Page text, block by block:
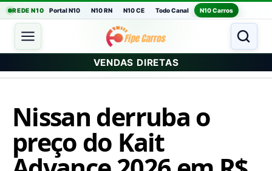
REDE N10 Portal N10 N10 RN N10 CE Todo Canal N10 Carros
VENDAS DIRETAS
Nissan derruba o
preço do Kait